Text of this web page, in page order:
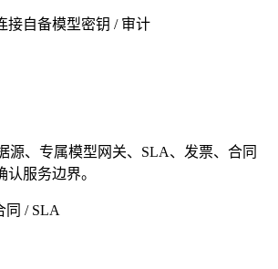
接自备模型密钥 / 审计
源、专属模型网关、SLA、发票、合同
服务边界。
同 / SLA